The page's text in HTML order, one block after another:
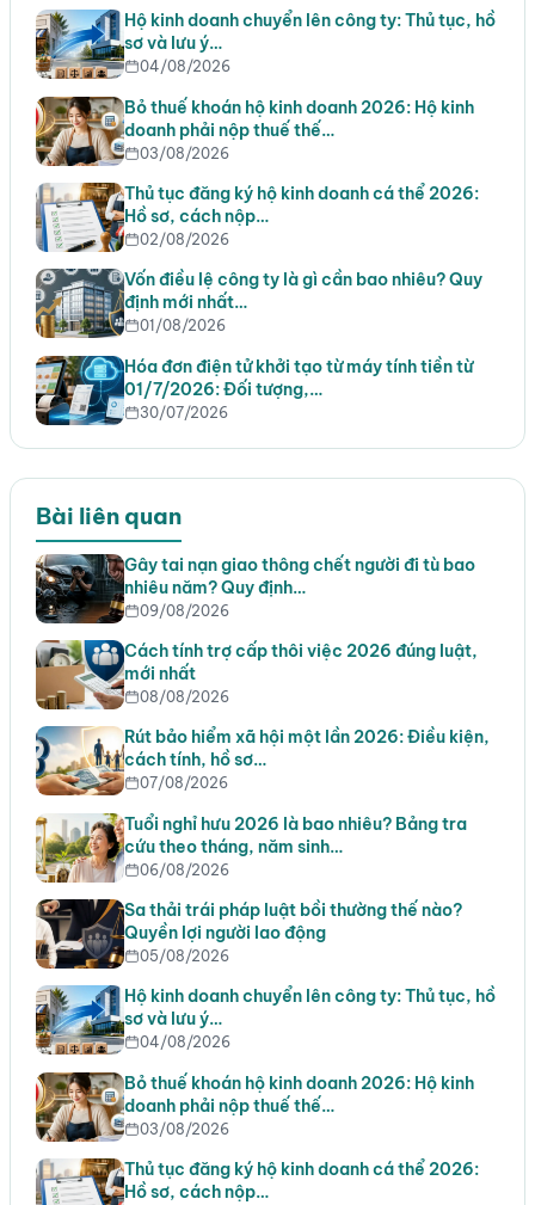
Hộ kinh doanh chuyển lên công ty: Thủ tục, hồ
sơ và lưu ý…
04/08/2026
Bỏ thuế khoán hộ kinh doanh 2026: Hộ kinh
doanh phải nộp thuế thế…
03/08/2026
Thủ tục đăng ký hộ kinh doanh cá thể 2026:
Hồ sơ, cách nộp…
02/08/2026
Vốn điều lệ công ty là gì cần bao nhiêu? Quy
định mới nhất…
01/08/2026
Hóa đơn điện tử khởi tạo từ máy tính tiền từ
01/7/2026: Đối tượng,…
30/07/2026
Bài liên quan
Gây tai nạn giao thông chết người đi tù bao
nhiêu năm? Quy định…
09/08/2026
Cách tính trợ cấp thôi việc 2026 đúng luật,
mới nhất
08/08/2026
Rút bảo hiểm xã hội một lần 2026: Điều kiện,
cách tính, hồ sơ…
07/08/2026
Tuổi nghỉ hưu 2026 là bao nhiêu? Bảng tra
cứu theo tháng, năm sinh…
06/08/2026
Sa thải trái pháp luật bồi thường thế nào?
Quyền lợi người lao động
05/08/2026
Hộ kinh doanh chuyển lên công ty: Thủ tục, hồ
sơ và lưu ý…
04/08/2026
Bỏ thuế khoán hộ kinh doanh 2026: Hộ kinh
doanh phải nộp thuế thế…
03/08/2026
Thủ tục đăng ký hộ kinh doanh cá thể 2026:
Hồ sơ, cách nộp…